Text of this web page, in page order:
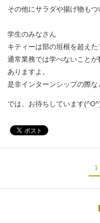
その他にサラダや揚げ物も
学生のみなさん
キティーは部の垣根を超えた
通常業務では学べないこと
ありますよ。
是非インターンシップの際な
では、お待ちしています
1